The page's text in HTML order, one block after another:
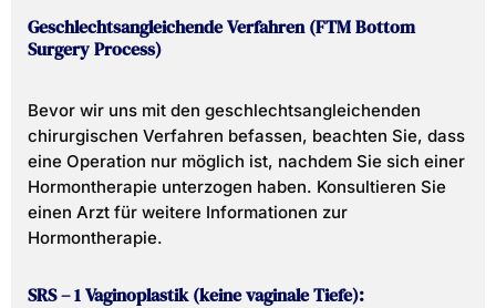
Geschlechtsangleichende Verfahren (FTM Bottom
Surgery Process)
Bevor wir uns mit den geschlechtsangleichenden
chirurgischen Verfahren befassen, beachten Sie, dass
eine Operation nur möglich ist, nachdem Sie sich einer
Hormontherapie unterzogen haben. Konsultieren Sie
einen Arzt für weitere Informationen zur
Hormontherapie.
SRS – 1 Vaginoplastik (keine vaginale Tiefe):